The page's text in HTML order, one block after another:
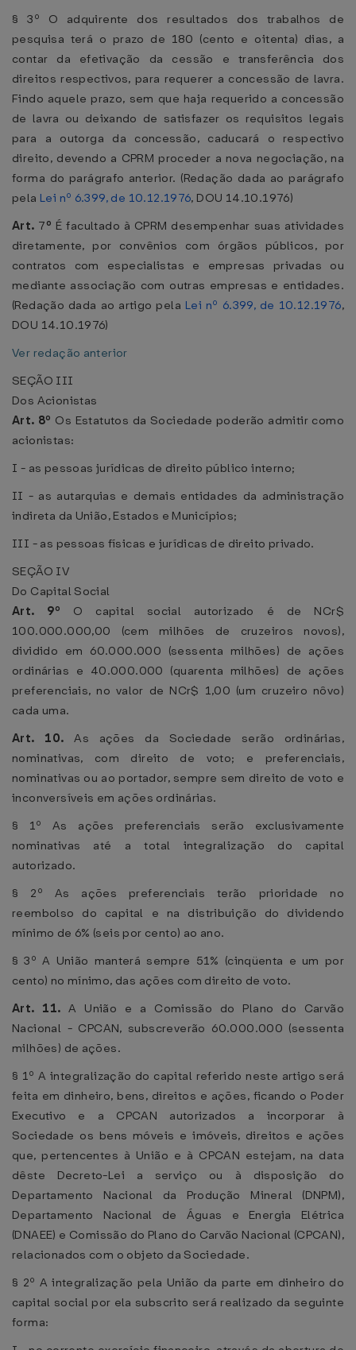
§ 3º O adquirente dos resultados dos trabalhos de
pesquisa terá o prazo de 180 (cento e oitenta) dias, a
contar da efetivação da cessão e transferência dos
direitos respectivos, para requerer a concessão de lavra.
Findo aquele prazo, sem que haja requerido a concessão
de lavra ou deixando de satisfazer os requisitos legais
para a outorga da concessão, caducará o respectivo
direito, devendo a CPRM proceder a nova negociação, na
forma do parágrafo anterior. (Redação dada ao parágrafo
pela Lei nº 6.399, de 10.12.1976, DOU 14.10.1976)
Art. 7º É facultado à CPRM desempenhar suas atividades
diretamente, por convênios com órgãos públicos, por
contratos com especialistas e empresas privadas ou
mediante associação com outras empresas e entidades.
(Redação dada ao artigo pela Lei nº 6.399, de 10.12.1976,
DOU 14.10.1976)
Ver redação anterior
SEÇÃO III
Dos Acionistas
Art. 8º Os Estatutos da Sociedade poderão admitir como
acionistas:
I - as pessoas jurídicas de direito público interno;
II - as autarquias e demais entidades da administração
indireta da União, Estados e Municípios;
III - as pessoas físicas e jurídicas de direito privado.
SEÇÃO IV
Do Capital Social
Art. 9º O capital social autorizado é de NCr$
100.000.000,00 (cem milhões de cruzeiros novos),
dividido em 60.000.000 (sessenta milhões) de ações
ordinárias e 40.000.000 (quarenta milhões) de ações
preferenciais, no valor de NCr$ 1,00 (um cruzeiro nôvo)
cada uma.
Art. 10.As ações da Sociedade serão ordinárias,
nominativas, com direito de voto; e preferenciais,
nominativas ou ao portador, sempre sem direito de voto e
inconversíveis em ações ordinárias.
§ 1º As ações preferenciais serão exclusivamente
nominativas até a total integralização do capital
autorizado.
§ 2º As ações preferenciais terão prioridade no
reembolso do capital e na distribuição do dividendo
mínimo de 6% (seis por cento) ao ano.
§ 3º A União manterá sempre 51% (cinqüenta e um por
cento) no mínimo, das ações com direito de voto.
Art. 11.A União e a Comissão do Plano do Carvão
Nacional - CPCAN, subscreverão 60.000.000 (sessenta
milhões) de ações.
§ 1º A integralização do capital referido neste artigo será
feita em dinheiro, bens, direitos e ações, ficando o Poder
Executivo e a CPCAN autorizados a incorporar à
Sociedade os bens móveis e imóveis, direitos e ações
que, pertencentes à União e à CPCAN estejam, na data
dêste Decreto-Lei a serviço ou à disposição do
Departamento Nacional da Produção Mineral (DNPM),
Departamento Nacional de Águas e Energia Elétrica
(DNAEE) e Comissão do Plano do Carvão Nacional (CPCAN),
relacionados com o objeto da Sociedade.
§ 2º A integralização pela União da parte em dinheiro do
capital social por ela subscrito será realizado da seguinte
forma: